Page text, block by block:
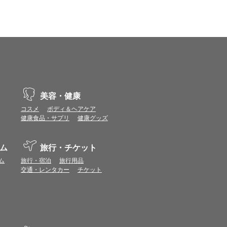
合や機能がご利用いただけない場合があり
が使用できる環境でご利用ください。
トまたは表示ポイント数をプレミアムポイ
。
があります。ポイント付与時期はショップご
ましては表示ポイント数と付与ポイント数
ならない場合があります。
。
から再度ショップへアクセスしてください。
美容・健康
コスメ
ボディ＆ヘアケア
健康食品・サプリ
健康グッズ
旅行・チケット
旅行・宿泊
旅行用品
交通・レンタカー
チケット